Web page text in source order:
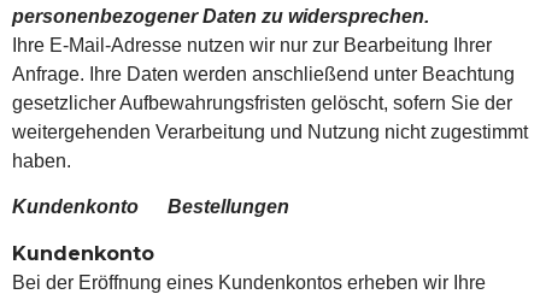
personenbezogener Daten zu widersprechen.
Ihre E-Mail-Adresse nutzen wir nur zur Bearbeitung Ihrer
Anfrage. Ihre Daten werden anschließend unter Beachtung
gesetzlicher Aufbewahrungsfristen gelöscht, sofern Sie der
weitergehenden Verarbeitung und Nutzung nicht zugestimmt
haben.
Kundenkonto Bestellungen
Kundenkonto
Bei der Eröffnung eines Kundenkontos erheben wir Ihre